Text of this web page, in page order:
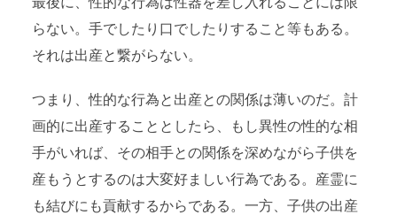
らない。手でしたり口でしたりすること等もある。
それは出産と繋がらない。
つまり、性的な行為と出産との関係は薄いのだ。計
画的に出産することとしたら、もし異性の性的な相
手がいれば、その相手との関係を深めながら子供を
産もうとするのは大変好ましい行為である。産霊に
も結びにも貢献するからである。一方、子供の出産